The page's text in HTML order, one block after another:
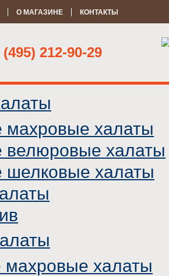
О МАГАЗИНЕ КОНТАКТЫ
(495) 212-90-29
махровые халаты
велюровые халаты
шелковые халаты
махровые халаты